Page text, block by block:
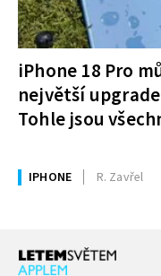
iPhone 18 Pro
největší
Tohle jsou
IPHONE R. Zavřel